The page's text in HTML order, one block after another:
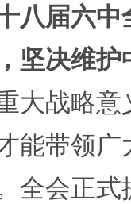
八届六
坚决维护
大战略
能带领
全会正式